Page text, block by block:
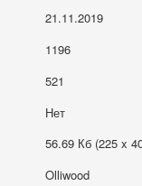
21.11.2019
1196
521
Нет
56.69 Кб (225 x
Olliwood